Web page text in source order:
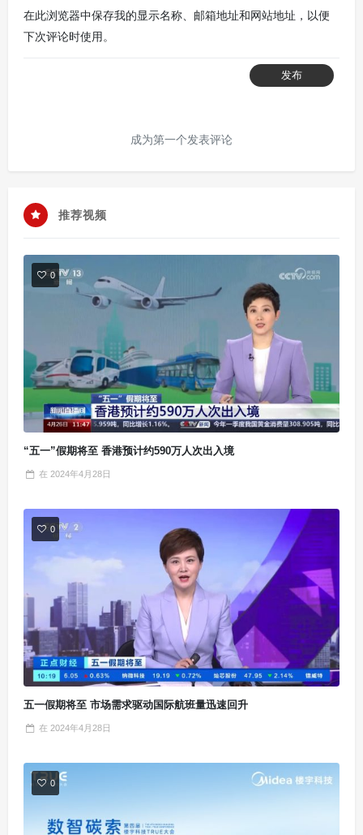
在此浏览器中保存我的显示名称、邮箱地址和网站地址，以便
下次评论时使用。
发布
成为第一个发表评论
推荐视频
0
“五一”假期将至 香港预计约590万人次出入境
在 2024年4月28日
0
五一假期将至 市场需求驱动国际航班量迅速回升
在 2024年4月28日
0